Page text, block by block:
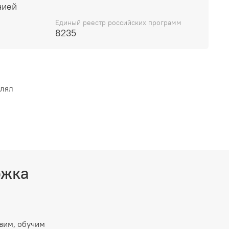
Единый реестр российских программ
8235
обучим